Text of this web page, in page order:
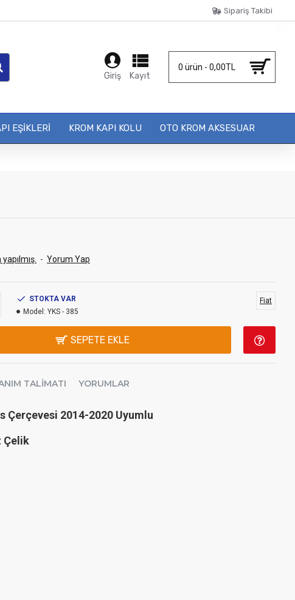
Sipariş Takibi
Giriş Kayıt
0 ürün - 0,00TL
EŞIKLERI KROM KAPI KOLU OTO KROM AKSESUAR
- Yorum Yap
STOKTA VAR
Model: YKS - 385
Fiat
SEPETE EKLE
TALIMATI YORUMLAR
Çerçevesi 2014-2020 Uyumlu
Çelik